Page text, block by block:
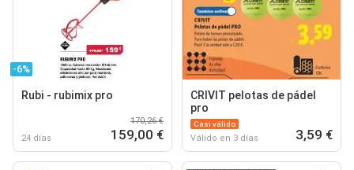
-6%
Rubi - rubimix pro
24 días
170,26 €
159,00 €
CRIVIT pelotas de pádel
pro
Casi válido
Válido en 3 días 3,59 €